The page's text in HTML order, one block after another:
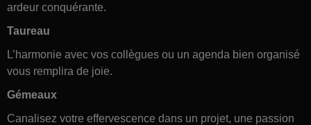
ardeur conquérante.
Taureau
L’harmonie avec vos collègues ou un agenda bien organisé
vous remplira de joie.
Gémeaux
Canalisez votre effervescence dans un projet, une passion